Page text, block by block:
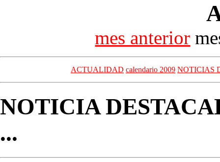
mes anterior
ACTUALIDAD calendario 2009 NOTICIAS
NOTICIA
...